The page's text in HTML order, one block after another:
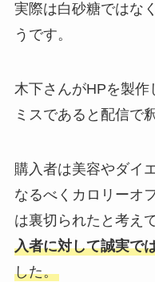
実際は白砂糖ではな
うです。
木下さんがHPを製
ミスであると配信で
購入者は美容やダイ
なるべくカロリーオ
は裏切られたと考え
入者に対して誠実で
した。